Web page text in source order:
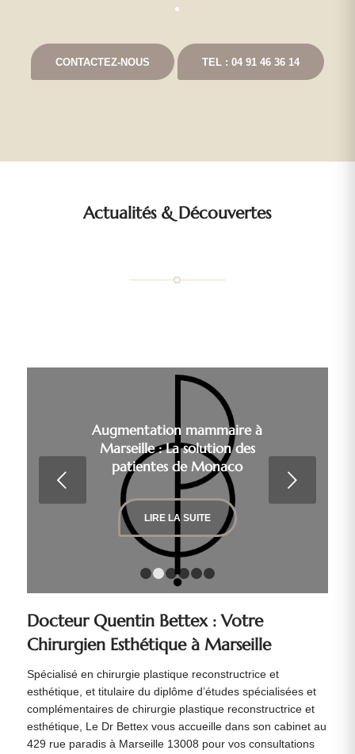
CONTACTEZ-NOUS TEL : 04 91 46 36 14
Actualités & Découvertes
Augmentation mammaire à
Marseille : La solution des
patientes de Monaco
LIRE LA SUITE
Suivant
Docteur Quentin Bettex : Votre
Chirurgien Esthétique à Marseille
Spécialisé en chirurgie plastique reconstructrice et
esthétique, et titulaire du diplôme d’études spécialisées et
complémentaires de chirurgie plastique reconstructrice et
esthétique, Le Dr Bettex vous accueille dans son cabinet au
429 rue paradis à Marseille 13008 pour vos consultations